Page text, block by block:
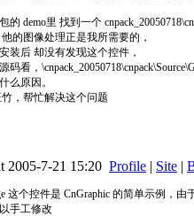
的 demo里 找到一个
的图像处理正是我所需要的，
装后 却没有发现这个控件，
码看，
么原因。
，帮忙解决这个问题
2005-7-21 15:20 Profile | Site |
这个控件是 CnGraphic 的简单示例，
手工修改